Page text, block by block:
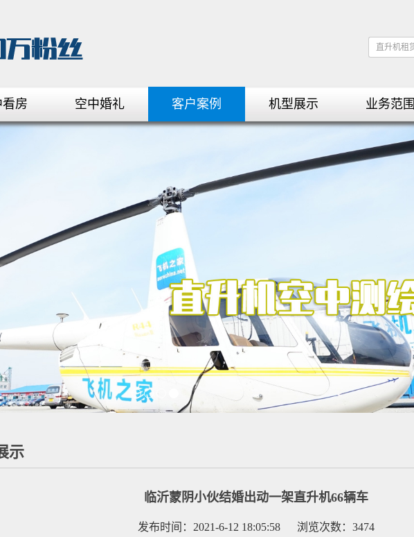
房 空中婚礼 客户案例 机型展示 业务范围
示
临沂蒙阴小伙结婚出动一架直升机66辆车
发布时间：2021-6-12 18:05:58 浏览次数：3474